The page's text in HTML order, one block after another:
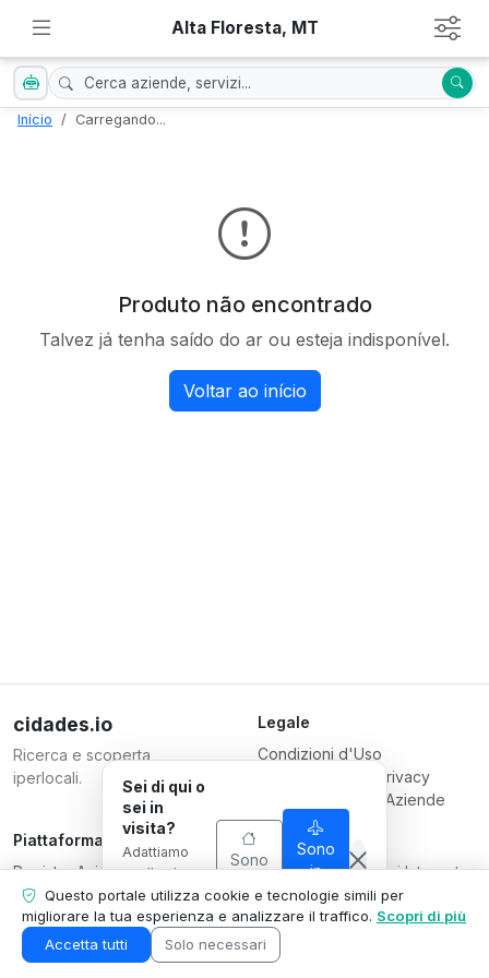
Alta Floresta, MT
Início Carregando...
Produto não encontrado
Talvez já tenha saído do ar ou esteja indisponível.
Voltar ao início
cidades.io
Ricerca e scoperta
iperlocali.
Legale
Condizioni d'Uso
Informativa sulla Privacy
Condizioni per le Aziende
Piattaforma
Registra Azienda
Piani
Contattaci
Area Azienda
Responsabile
Serverplace Servizi Internet
CNPJ 04.114.466/0001-79
© 2026
Questo portale utilizza cookie e tecnologie simili per
migliorare la tua esperienza e analizzare il traffico. Scopri di più
Accetta tutti
Solo necessari
Sei di qui o
sei in
visita?
Adattiamo
quello che
mostriamo
alla tua
situazione.
Sono
Sono
in
visita